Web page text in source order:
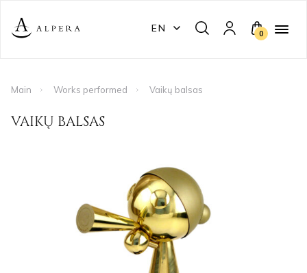
EN 0
Main Works performed Vaikų balsas
VAIKŲ BALSAS